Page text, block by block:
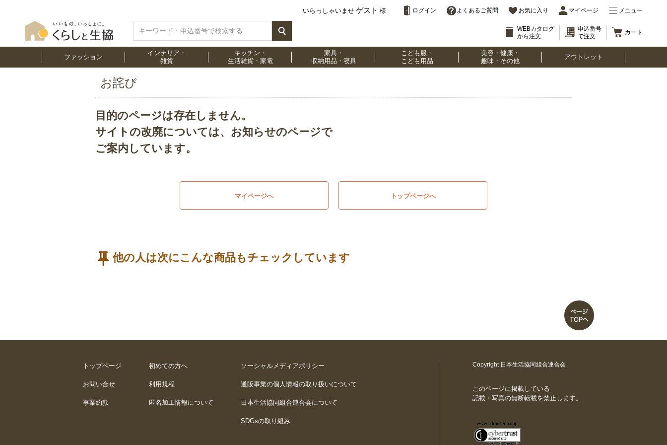
いらっしゃいませ ゲスト 様 ログイン よくあるご質問 お気に入り マイページ メニュー
WEBカタログ
から注文
申込番号
で注文
カート
ファッション
インテリア・
雑貨
キッチン・
生活雑貨・家電
家具・
収納用品・寝具
こども服・
こども用品
美容・健康・
趣味・その他
アウトレット
お詫び
目的のページは存在しません。
サイトの改廃については、お知らせのページで
ご案内しています。
マイページへ トップページへ
他の人は次にこんな商品もチェックしています
トップページ
お問い合せ
事業約款
初めての方へ
利用規程
匿名加工情報について
ソーシャルメディアポリシー
通販事業の個人情報の取り扱いについて
日本生活協同組合連合会について
SDGsの取り組み
Copyright 日本生活協同組合連合会
このページに掲載している
記載・写真の無断転載を禁止します。